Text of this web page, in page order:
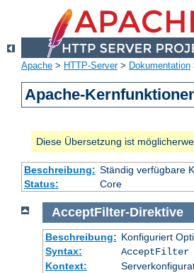
Apache > HTTP-Server> Dokumentation
Apache-
Diese Übersetzung ist
Beschreibung: Ständig verfügbare
Status:
Core
AcceptFilter-Direktive
Beschreibung: Konfiguriert
Syntax:
AcceptFilter
Kontext: